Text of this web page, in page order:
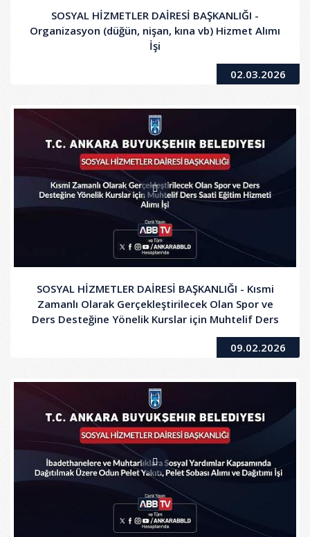
SOSYAL HİZMETLER DAİRESİ BAŞKANLIĞI -
Organizasyon (düğün, nişan, kına vb) Hizmet Alımı
İşi
02.03.2026
SOSYAL HİZMETLER DAİRESİ BAŞKANLIĞI - Kısmi
Zamanlı Olarak Gerçekleştirilecek Olan Spor ve
Ders Desteğine Yönelik Kurslar için Muhtelif Ders
Saati Eğitim Hizmeti Alımı İşi
09.02.2026